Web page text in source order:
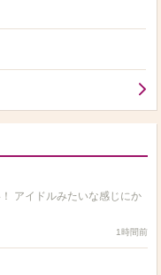
アイドルみたいな感じにか
1時間前